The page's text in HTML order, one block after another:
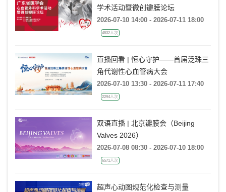
学术活动暨微创瓣膜论坛
2026-07-10 14:00 - 2026-07-11 18:00
4532人次
直播回看 | 恒心守护——首届泛珠三
角代谢性心血管病大会
2026-07-10 13:30 - 2026-07-11 17:40
2294人次
双语直播 | 北京瓣膜会（Beijing
Valves 2026）
2026-07-08 08:30 - 2026-07-10 18:00
6571人次
超声心动图规范化检查与测量